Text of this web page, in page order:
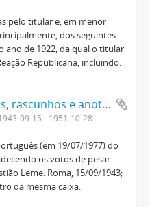
pelo titular e, em menor
dos seguintes
ano de 1922, da qual o titular
Republicana, incluindo:
Correspondências, bilhetes, rascunhos e anotações diversas de Getúlio Vargas, algumas incompletas, sobre assuntos pessoais e políticos
09-15 - 1951-10-28
(em 19/07/1977) do
os votos de pesar
Leme. Roma, 15/09/1943;
da mesma caixa.